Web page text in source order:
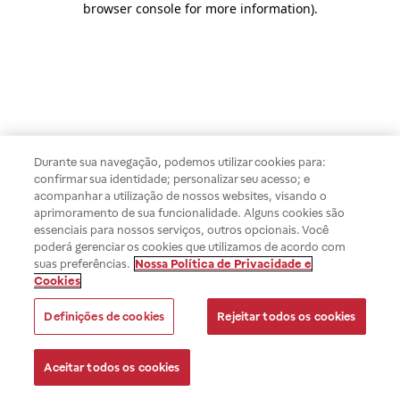
browser console for more information).
Durante sua navegação, podemos utilizar cookies para:
confirmar sua identidade; personalizar seu acesso; e
acompanhar a utilização de nossos websites, visando o
aprimoramento de sua funcionalidade. Alguns cookies são
essenciais para nossos serviços, outros opcionais. Você
poderá gerenciar os cookies que utilizamos de acordo com
suas preferências. Nossa Política de Privacidade e
Cookies
Definições de cookies Rejeitar todos os cookies
Aceitar todos os cookies